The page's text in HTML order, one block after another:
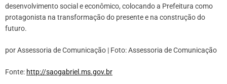
desenvolvimento social e econômico, colocando a Prefeitura como
protagonista na transformação do presente e na construção do
futuro.
por Assessoria de Comunicação | Foto: Assessoria de Comunicação
Fonte: http://saogabriel.ms.gov.br